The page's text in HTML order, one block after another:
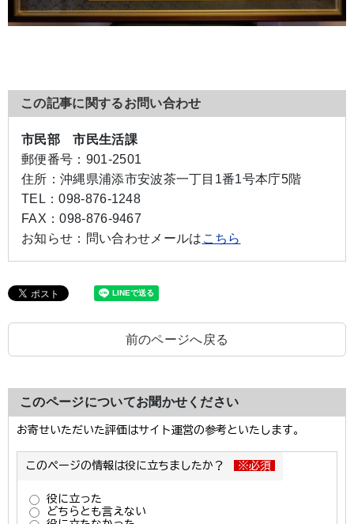
この記事に関するお問い合わせ
市民部 市民生活課
郵便番号： 901-2501
住所： 沖縄県浦添市安波茶一丁目1番1号本庁5階
TEL：098-876-1248
FAX：098-876-9467
お知らせ： 問い合わせメールは こちら
前のページへ戻る
このページについてお聞かせください